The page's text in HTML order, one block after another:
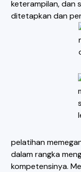
keterampilan, dan
ditetapkan dan
pelatihan
dalam rangka
kompetensinya.